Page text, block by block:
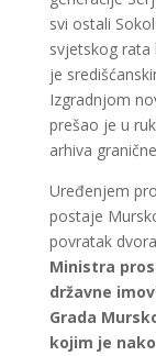
svi ostali
svjetskog
je
Izgradnjom
prešao je u
arhiva
Uređenjem
postaje
povratak
Ministra
državne
Grada
kojim je